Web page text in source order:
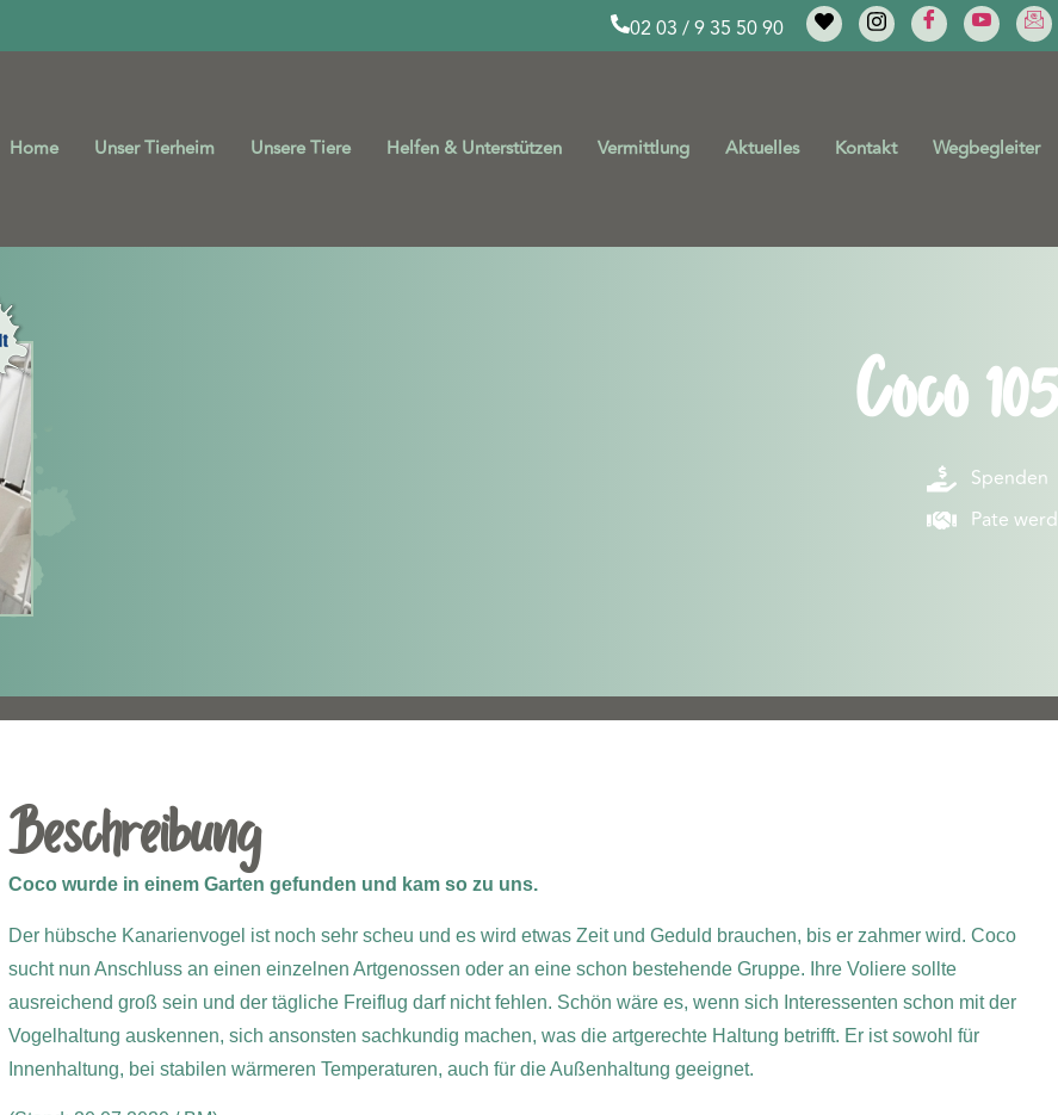
02 03 / 9 35 50 90
Home Unser Tierheim Unsere Tiere Helfen & Unterstützen Vermittlung Aktuelles Kontakt Wegbegleiter
Coco
Spenden
Pate
Beschreibung
Coco wurde in einem Garten gefunden und kam so zu uns.
Der hübsche Kanarienvogel ist noch sehr scheu und es wird etwas Zeit und Geduld brauchen, bis er zahmer wird. Coco
sucht nun Anschluss an einen einzelnen Artgenossen oder an eine schon bestehende Gruppe. Ihre Voliere sollte
ausreichend groß sein und der tägliche Freiflug darf nicht fehlen. Schön wäre es, wenn sich Interessenten schon mit der
Vogelhaltung auskennen, sich ansonsten sachkundig machen, was die artgerechte Haltung betrifft. Er ist sowohl für
Innenhaltung, bei stabilen wärmeren Temperaturen, auch für die Außenhaltung geeignet.